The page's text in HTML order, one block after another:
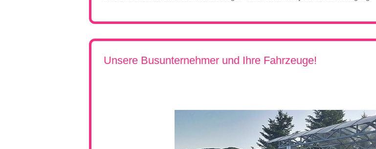
Unsere Busunternehmer und Ihre Fahrzeuge!